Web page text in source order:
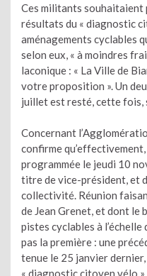
Ces militants
résultats du « diagnostic
aménagements cyclables
selon eux, « à moindres
laconique : « La Ville de
votre proposition ». Un
juillet est resté, cette fois,
Concernant
confirme
programmée le jeudi 10
titre de vice-président, et
collectivité. Réunion
de Jean Grenet, et dont le
pistes cyclables à l’échelle
pas la première : une
tenue le 25 janvier
« diagnostic citoyen vélo